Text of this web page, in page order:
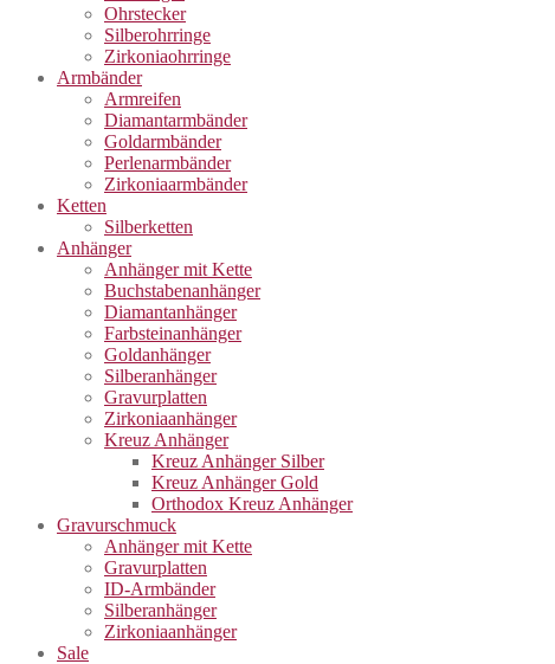
Ohrstecker
Silberohrringe
Zirkoniaohrringe
Armbänder
Armreifen
Diamantarmbänder
Goldarmbänder
Perlenarmbänder
Zirkoniaarmbänder
Ketten
Silberketten
Anhänger
Anhänger mit Kette
Buchstabenanhänger
Diamantanhänger
Farbsteinanhänger
Goldanhänger
Silberanhänger
Gravurplatten
Zirkoniaanhänger
Kreuz Anhänger
Kreuz Anhänger Silber
Kreuz Anhänger Gold
Orthodox Kreuz Anhänger
Gravurschmuck
Anhänger mit Kette
Gravurplatten
ID-Armbänder
Silberanhänger
Zirkoniaanhänger
Sale